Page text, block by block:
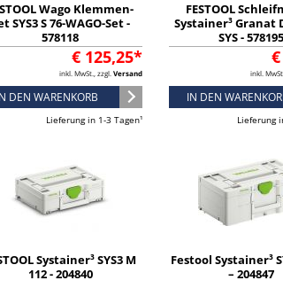
Wago Klemmen-
SYS3 S 76-WAGO-Set -
578118
€ 125,25*
inkl. MwSt., zzgl. Versand
DEN WARENKORB
Lieferung in 1-3 Tagen¹
FESTOOL
Systainer³ Granat
SYS - 578195
inkl.
IN DEN
Lieferung
Systainer³ SYS3 M
112 - 204840
Festool Systainer³
– 204847